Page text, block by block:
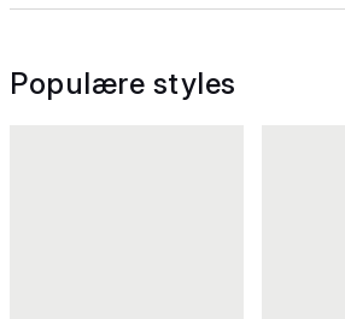
Populære styles